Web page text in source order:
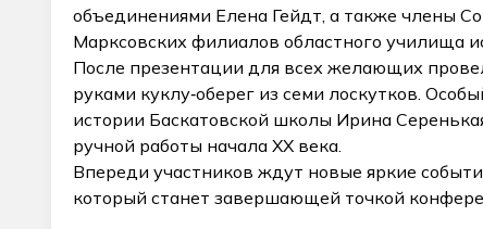
объединениями Елена Гейдт, а также члены
Марксовских филиалов областного училища
После презентации для всех желающих
руками куклу‑оберег из семи лоскутков.
истории Баскатовской школы Ирина
ручной работы начала XX века.
Впереди участников ждут новые яркие
который станет завершающей точкой